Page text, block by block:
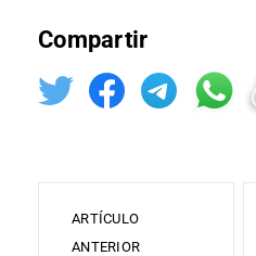
Compartir
ARTÍCULO
ANTERIOR